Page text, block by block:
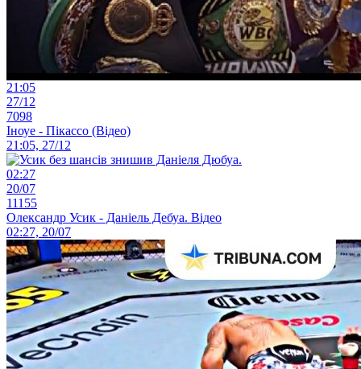
21:05
27/12
7098
Іноуе - Пікассо (Відео)
21:05, 27/12
02:27
20/07
11155
Олександр Усик - Даніель Дебуа. Відео
02:27, 20/07